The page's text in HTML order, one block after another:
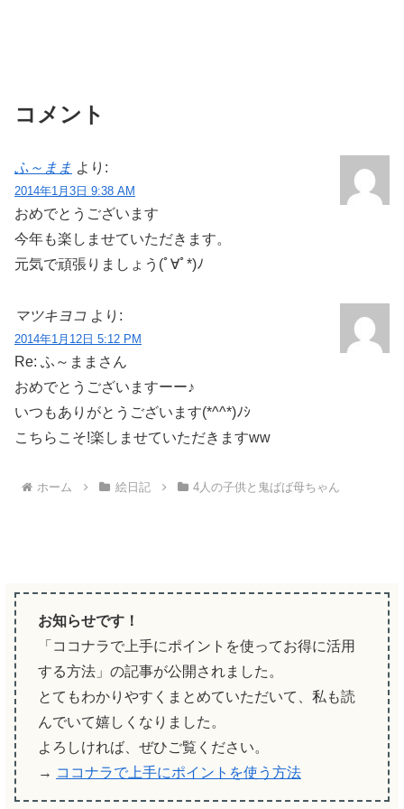
コメント
ふ～まま より:
2014年1月3日 9:38 AM
おめでとうございます
今年も楽しませていただきます。
元気で頑張りましょう(ﾟ∀ﾟ*)ﾉ
マツキヨコ より:
2014年1月12日 5:12 PM
Re: ふ～ままさん
おめでとうございますーー♪
いつもありがとうございます(*^^*)ﾉｼ
こちらこそ!楽しませていただきますww
ホーム 絵日記 4人の子供と鬼ばば母ちゃん
お知らせです！
「ココナラで上手にポイントを使ってお得に活用
する方法」の記事が公開されました。
とてもわかりやすくまとめていただいて、私も読
んでいて嬉しくなりました。
よろしければ、ぜひご覧ください。
→ ココナラで上手にポイントを使う方法